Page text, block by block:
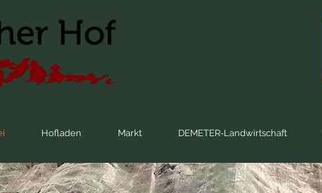
Hofladen Markt DEMETER-Landwirtschaft